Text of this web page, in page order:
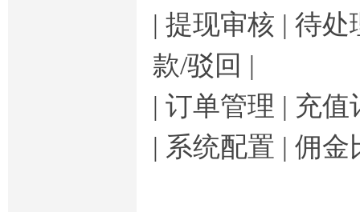
| 提现审核 | 待
款/驳回 |
| 订单管理 | 充
| 系统配置 | 佣